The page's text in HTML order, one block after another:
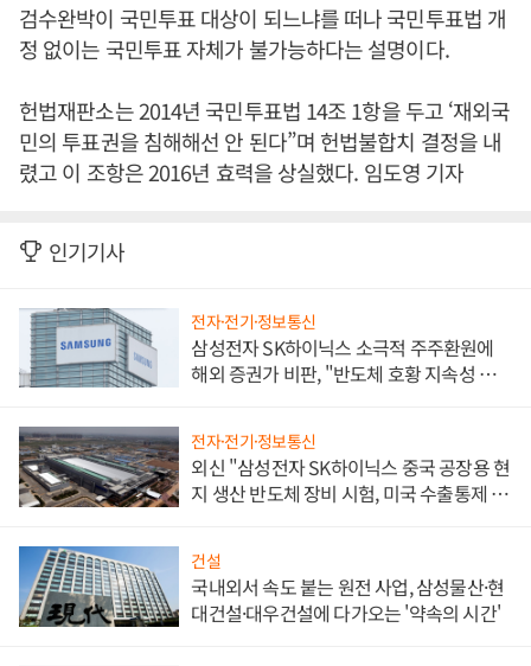
검수완박이 국민투표 대상이 되느냐를 떠나 국민투표법 개
정 없이는 국민투표 자체가 불가능하다는 설명이다.
헌법재판소는 2014년 국민투표법 14조 1항을 두고 ‘재외국
민의 투표권을 침해해선 안 된다”며 헌법불합치 결정을 내
렸고 이 조항은 2016년 효력을 상실했다. 임도영 기자
인기기사
전자·전기·정보통신
삼성전자 SK하이닉스 소극적 주주환원에
해외 증권가 비판, "반도체 호황 지속성 의
전자·전기·정보통신
외신 "삼성전자 SK하이닉스 중국 공장용 현
지 생산 반도체 장비 시험, 미국 수출통제 대
건설
국내외서 속도 붙는 원전 사업, 삼성물산·현
대건설·대우건설에 다가오는 '약속의 시간'